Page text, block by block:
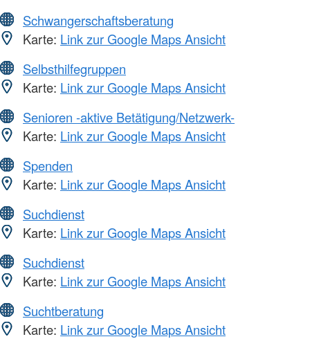
Schwangerschaftsberatung
Karte: Link zur Google Maps Ansicht
Selbsthilfegruppen
Karte: Link zur Google Maps Ansicht
Senioren -aktive Betätigung/Netzwerk-
Karte: Link zur Google Maps Ansicht
Spenden
Karte: Link zur Google Maps Ansicht
Suchdienst
Karte: Link zur Google Maps Ansicht
Suchdienst
Karte: Link zur Google Maps Ansicht
Suchtberatung
Karte: Link zur Google Maps Ansicht